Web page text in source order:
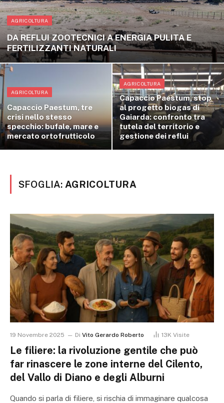
AGRICOLTURA
DA REFLUI ZOOTECNICI A ENERGIA PULITA E
FERTILIZZANTI NATURALI
AGRICOLTURA
Capaccio Paestum, tre
crisi nello stesso
specchio: bufale, mare e
mercato ortofrutticolo
AGRICOLTURA
Capaccio Paestum, stop
al progetto biogas di
Gaiarda: confronto tra
tutela del territorio e
gestione dei reflui
SFOGLIA: AGRICOLTURA
19 Novembre 2025 Di Vito Gerardo Roberto 13K Visite
Le filiere: la rivoluzione gentile che può
far rinascere le zone interne del Cilento,
del Vallo di Diano e degli Alburni
Quando si parla di filiere, si rischia di immaginare qualcosa